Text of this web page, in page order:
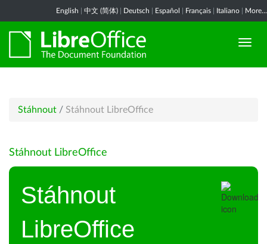
English 中文 (简体) Deutsch Español Français Italiano More...
Stáhnout / Stáhnout LibreOffice
Stáhnout LibreOffice
Stáhnout
LibreOffice